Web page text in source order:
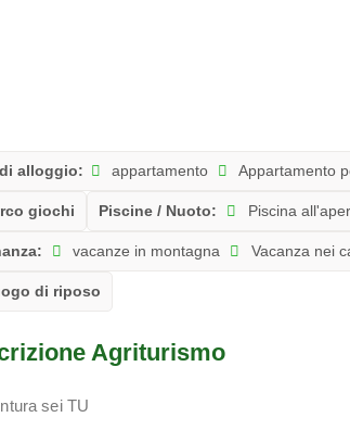
alloggio: appartamento Appartamento
giochi Piscine / Nuoto: Piscina
vacanze in montagna Vacanza nei
di riposo
Agriturismo
sei TU